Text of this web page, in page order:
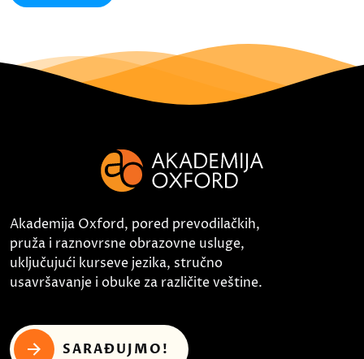
Akademija Oxford, pored prevodilačkih,
pruža i raznovrsne obrazovne usluge,
uključujući kurseve jezika, stručno
usavršavanje i obuke za različite veštine.
SARAĐUJMO!